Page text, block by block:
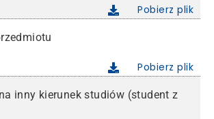
Pobierz plik
Pobierz plik
inny kierunek studiów (student z